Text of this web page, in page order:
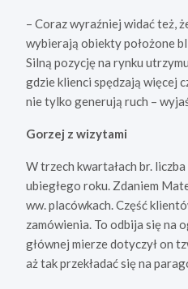
– Coraz wyraźniej widać też,
wybierają obiekty położone
Silną pozycję na rynku
gdzie klienci spędzają więcej
nie tylko generują ruch –
Gorzej z wizytami
W trzech kwartałach br.
ubiegłego roku. Zdaniem
ww. placówkach. Część
zamówienia. To odbija się na
głównej mierze dotyczył on
aż tak przekładać się na